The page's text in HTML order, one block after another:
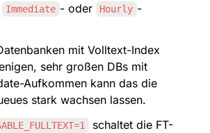
Immediate - oder Hourly -
mit Volltext-Index
sehr großen DBs mit
Aufkommen kann das die
stark wachsen lassen.
schaltet die FT-